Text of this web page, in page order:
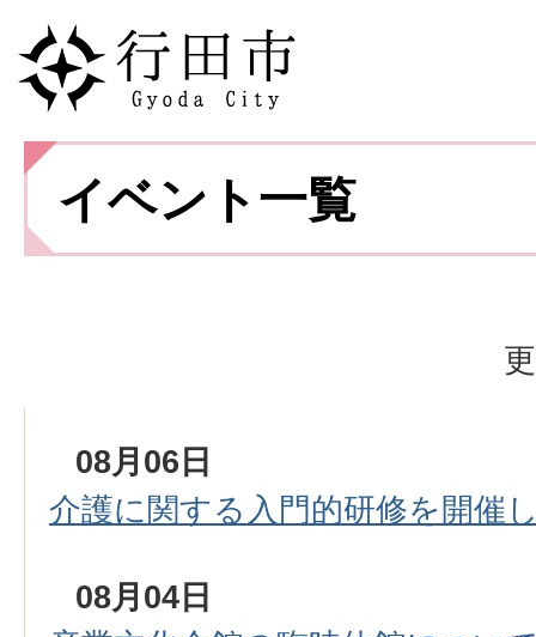
イベント一覧
08月06日
介護に関する入門的研修を開催
08月04日